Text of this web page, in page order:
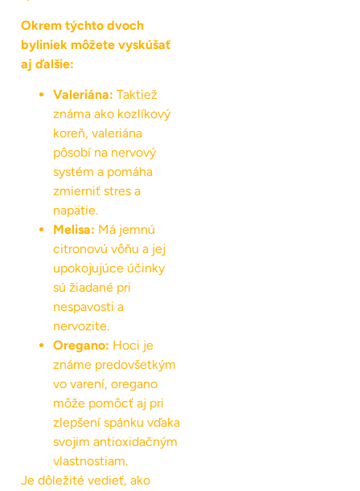
Okrem týchto dvoch
byliniek môžete vyskúšať
aj ďalšie:
Valeriána: Taktiež
známa ako kozlíkový
koreň, valeriána
pôsobí na nervový
systém a pomáha
zmierniť stres a
napätie.
Melisa: Má jemnú
citronovú vôňu a jej
upokojujúce účinky
sú žiadané pri
nespavosti a
nervozite.
Oregano: Hoci je
známe predovšetkým
vo varení, oregano
môže pomôcť aj pri
zlepšení spánku vďaka
svojim antioxidačným
vlastnostiam.
Je dôležité vedieť, ako